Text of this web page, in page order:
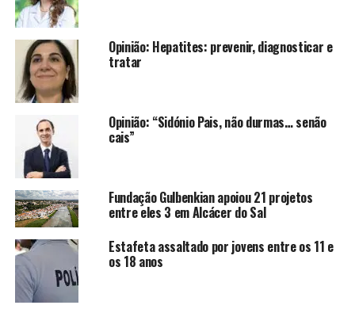
Opinião: Hepatites: prevenir, diagnosticar e
tratar
Opinião: “Sidónio Pais, não durmas… senão
cais”
Fundação Gulbenkian apoiou 21 projetos
entre eles 3 em Alcácer do Sal
Estafeta assaltado por jovens entre os 11 e
os 18 anos